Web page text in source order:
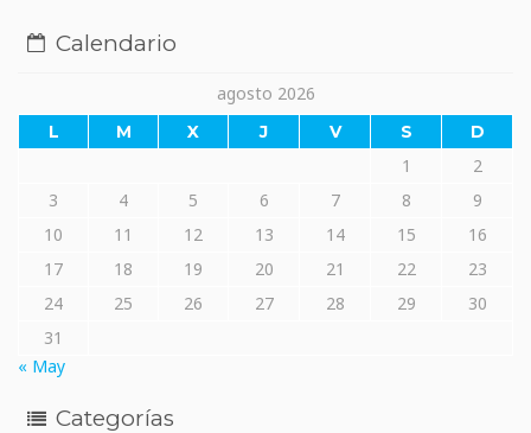
Calendario
agosto 2026
L M X J V S D
1
2
3
4 5 6 7 8
9
10
11 12 13 14 15
16
17
18 19 20 21 22
23
24
25 26 27 28 29
30
31
« May
Categorías